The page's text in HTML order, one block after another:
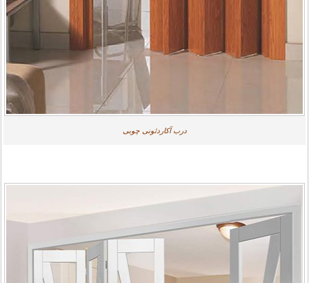
درب آکاردئونی چوبی